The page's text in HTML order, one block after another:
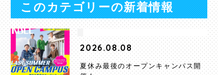
このカテゴリーの新着情報
2026.08.08
夏休み最後のオープンキャンパス開